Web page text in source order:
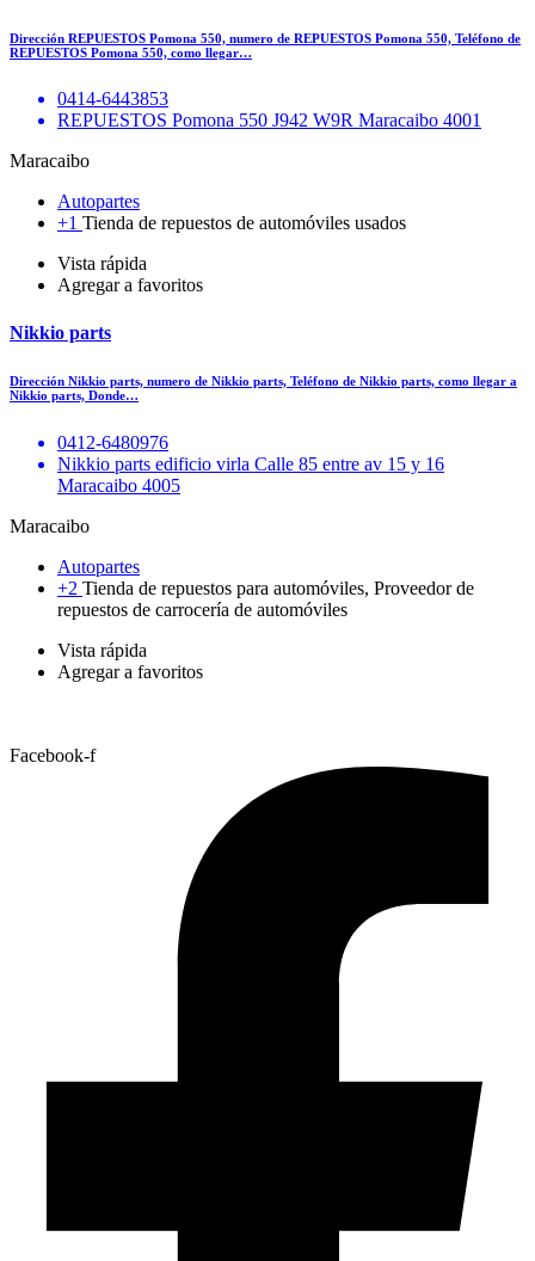
Dirección REPUESTOS Pomona 550, numero de REPUESTOS Pomona 550, Teléfono de
REPUESTOS Pomona 550, como llegar…
0414-6443853
REPUESTOS Pomona 550 J942 W9R Maracaibo 4001
Maracaibo
Autopartes
+1 Tienda de repuestos de automóviles usados
Vista rápida
Agregar a favoritos
Nikkio parts
Dirección Nikkio parts, numero de Nikkio parts, Teléfono de Nikkio parts, como llegar a
Nikkio parts, Donde…
0412-6480976
Nikkio parts edificio virla Calle 85 entre av 15 y 16
Maracaibo 4005
Maracaibo
Autopartes
+2 Tienda de repuestos para automóviles, Proveedor de
repuestos de carrocería de automóviles
Vista rápida
Agregar a favoritos
Facebook-f